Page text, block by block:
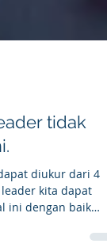
tidak
diukur dari 4
ini dengan baik